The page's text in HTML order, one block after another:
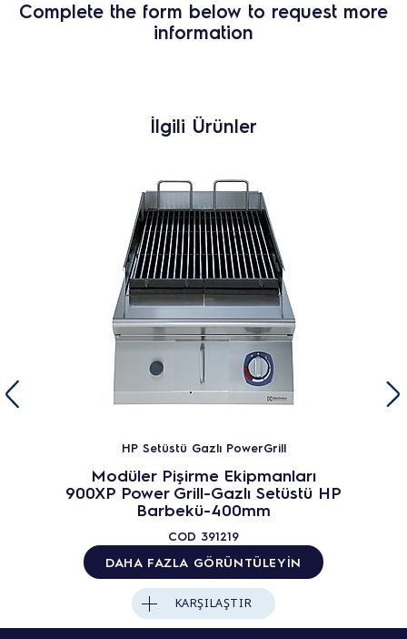
Complete the form below to request more
information
İlgili Ürünler
HP Setüstü Gazlı PowerGrill
Modüler Pişirme Ekipmanları
900XP Power Grill-Gazlı Setüstü HP
Barbekü-400mm
COD 391219
DAHA FAZLA GÖRÜNTÜLEYIN
KARŞILAŞTIR